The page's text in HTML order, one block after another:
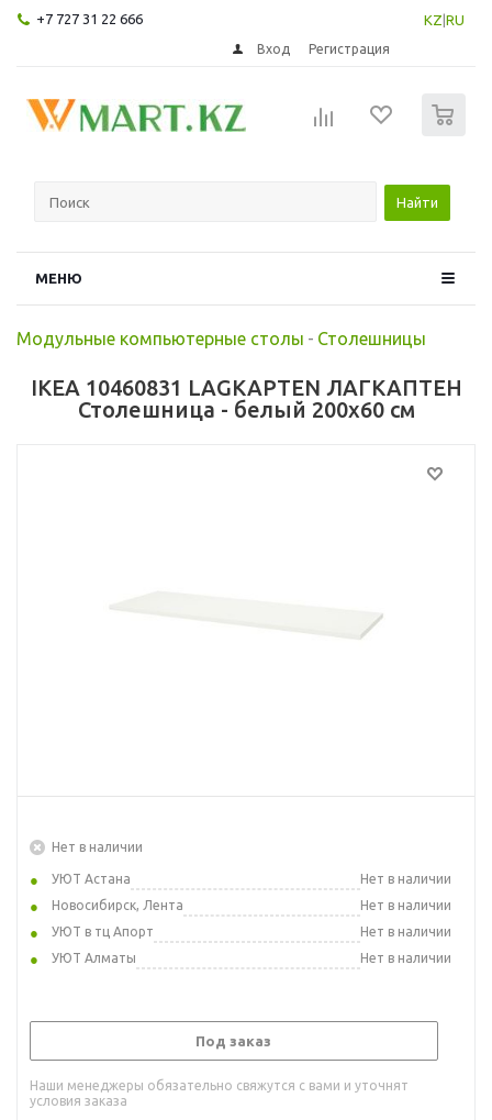
+7 727 31 22 666 KZ RU
Вход Регистрация
Найти
МЕНЮ
Модульные компьютерные столы - Столешницы
IKEA 10460831 LAGKAPTEN ЛАГКАПТЕН
Столешница - белый 200x60 см
Нет в наличии
УЮТ Астана
Нет в наличии
Новосибирск, Лента
Нет в наличии
УЮТ в тц Апорт
Нет в наличии
УЮТ Алматы
Нет в наличии
Под заказ
Наши менеджеры обязательно свяжутся с вами и уточнят
условия заказа